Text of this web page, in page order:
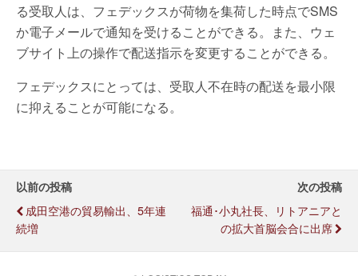
る受取人は、フェデックスが荷物を集荷した時点でSMS
か電子メールで通知を受けることができる。また、ウェ
ブサイト上の操作で配送指示を変更することができる。
フェデックスにとっては、受取人不在時の配送を最小限
に抑えることが可能になる。
以前の投稿
成田空港の貿易輸出、5年連
続増
次の投稿
福通･小丸社長、リトアニアと
の拡大首脳会合に出席